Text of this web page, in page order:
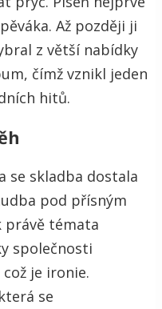
Až později ji
z větší nabídky
čímž vznikl jeden
hitů.
se skladba dostala
pod přísným
právě témata
společnosti
je ironie.
se